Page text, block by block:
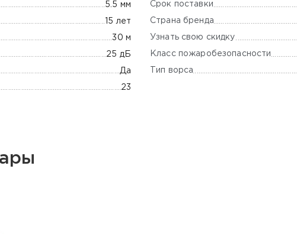
5.5 мм
15 лет
30 м
25 дБ
Да
23
Срок поставки
Страна бренда
Узнать свою скидку
Класс пожаробезопасности
Тип ворса